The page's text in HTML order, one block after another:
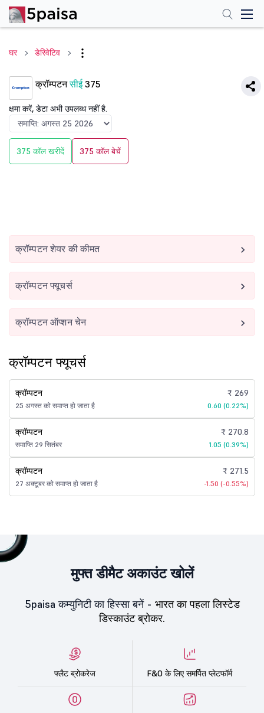
घर डेरिवेटिव
क्रॉम्पटनसीई375
क्षमा करें, डेटा अभी उपलब्ध नहीं है.
375 कॉल खरीदें 375 कॉल बेचें
क्रॉम्पटन शेयर की कीमत
क्रॉम्पटन फ्यूचर्स
क्रॉम्पटन ऑप्शन चेन
क्रॉम्पटन फ्यूचर्स
क्रॉम्पटन
25 अगस्त को समाप्त हो जाता है
₹ 269
0.60 (0.22%)
क्रॉम्पटन
समाप्ति 29 सितंबर
₹ 270.8
1.05 (0.39%)
क्रॉम्पटन
27 अक्टूबर को समाप्त हो जाता है
₹ 271.5
-1.50 (-0.55%)
मुफ्त डीमैट अकाउंट खोलें
5paisa कम्युनिटी का हिस्सा बनें - भारत का पहला लिस्टेड
डिस्काउंट ब्रोकर.
फ्लैट ब्रोकरेज F&O के लिए समर्पित प्लेटफॉर्म